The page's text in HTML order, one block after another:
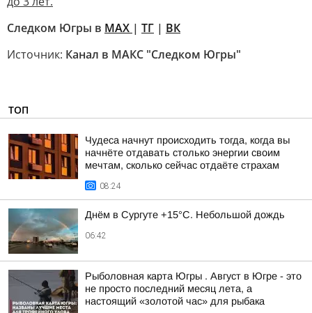
Следком Югры в MAX | ТГ | ВК
Источник: Канал в МАКС "Следком Югры"
ТОП
Чудеса начнут происходить тогда, когда вы
начнёте отдавать столько энергии своим
мечтам, сколько сейчас отдаёте страхам
08:24
Днём в Сургуте +15°С. Небольшой дождь
06:42
Рыболовная карта Югры . Август в Югре - это
не просто последний месяц лета, а
настоящий «золотой час» для рыбака